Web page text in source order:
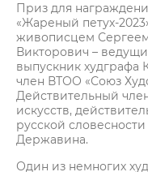
Приз для
«Жареный петух-
живописцем
Викторович –
выпускник худграфа
член ВТОО «Союз
Действительный
искусств,
русской
Державина.
Один из немногих